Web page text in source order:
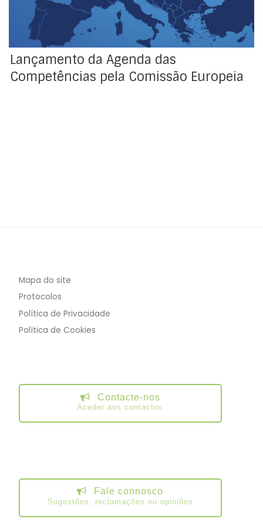
objetivos quantitativos no […]
Lançamento da Agenda das
Competências pela Comissão Europeia
Mapa do site
Protocolos
Política de Privacidade
Política de Cookies
Contacte-nos
Aceder aos contactos
Fale connosco
Sugestões, reclamações ou opiniões